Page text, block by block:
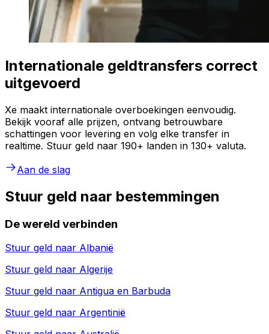
Internationale geldtransfers correct
uitgevoerd
Xe maakt internationale overboekingen eenvoudig.
Bekijk vooraf alle prijzen, ontvang betrouwbare
schattingen voor levering en volg elke transfer in
realtime. Stuur geld naar 190+ landen in 130+ valuta.
Aan de slag
Stuur geld naar bestemmingen
De wereld verbinden
Stuur geld naar Albanië
Stuur geld naar Algerije
Stuur geld naar Antigua en Barbuda
Stuur geld naar Argentinië